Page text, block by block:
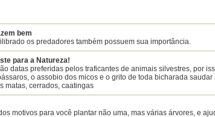
bem
os predadores também possuem sua importância.
para a Natureza!
datas preferidas pelos traficantes de animais silvestres, por
o assobio dos micos e o grito de toda bicharada
matas, cerrados, caatingas
motivos para você plantar não uma, mas várias árvores, e